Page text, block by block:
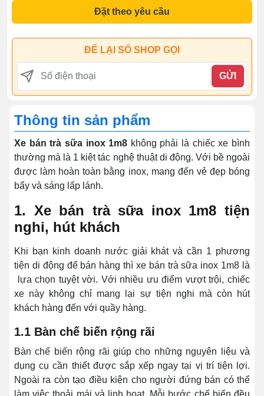
Đặt theo yêu cầu
ĐỂ LẠI SỐ SHOP GỌI
GỬI
Thông tin sản phẩm
Xe bán trà sữa inox 1m8 không phải là chiếc xe bình
thường mà là 1 kiệt tác nghệ thuật di động. Với bề ngoài
được làm hoàn toàn bằng inox, mang đến vẻ đẹp bóng
bẩy và sáng lấp lánh.
1. Xe bán trà sữa inox 1m8 tiện
nghi, hút khách
Khi bạn kinh doanh nước giải khát và cần 1 phương
tiện di động để bán hàng thì xe bán trà sữa inox 1m8 là
lựa chọn tuyệt vời. Với nhiều ưu điểm vượt trội, chiếc
xe này không chỉ mang lại sự tiện nghi mà còn hút
khách hàng đến với quầy hàng.
1.1 Bàn chế biến rộng rãi
Bàn chế biến rộng rãi giúp cho những nguyên liệu và
dụng cụ cần thiết được sắp xếp ngay tại vị trí tiện lợi.
Ngoài ra còn tạo điều kiện cho người đứng bán có thể
làm việc thoải mái và linh hoạt. Mỗi bước chế biến đều